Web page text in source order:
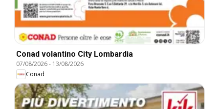
Conad volantino City Lombardia
07/08/2026- 13/08/2026
Conad